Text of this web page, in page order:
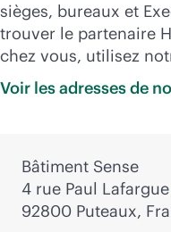
sièges, bureaux et
trouver le partenaire
chez vous, utilisez
Voir les adresses de
Bâtiment Sense
4 rue Paul Lafargue
92800 Puteaux,